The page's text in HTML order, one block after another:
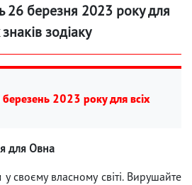
26 березня 2023 року для
знаків зодіаку
2023 року для всіх
для Овна
своєму власному світі. Вирушайте